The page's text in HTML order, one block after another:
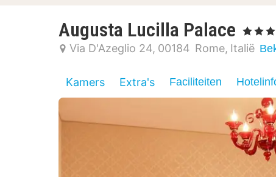
Augusta Lucilla Palace , 4 Sterren
Via D'Azeglio 24 00184 Rome Italië
Kamers Extra's Faciliteiten